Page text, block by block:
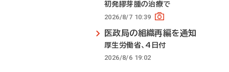
初発膠芽腫の治療で
2026/8/7 10:39
医政局の組織再編を通知
厚生労働省、4日付
2026/8/6 19:02